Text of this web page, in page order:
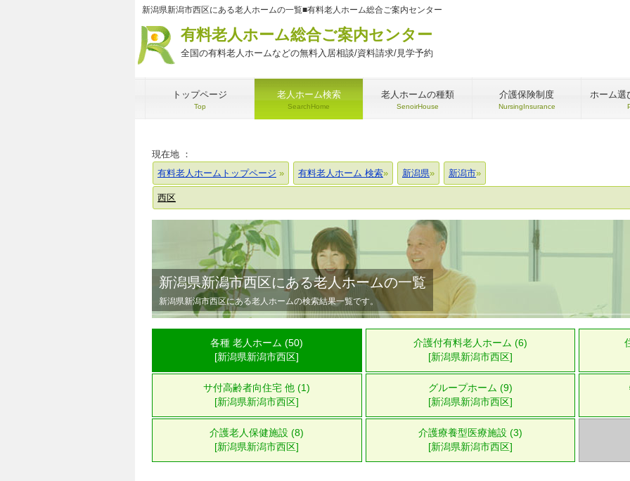
新潟県新潟市西区にある老人ホームの一覧■有料老人ホーム総合ご案内センター
有料老人ホーム総合ご案内センター
全国の有料老人ホームなどの無料入居相談/資料請求/見学予約
トップページ
Top
老人ホーム検索
SearchHome
老人ホームの種類
SenoirHouse
介護保険制度
NursingInsurance
ホーム選
現在地 ：
有料老人ホームトップページ
有料老人ホーム 検索 新潟県 新潟市
西区
新潟県新潟市西区にある老人ホームの一覧
新潟県新潟市西区にある老人ホームの検索結果一覧です。
各種 老人ホーム (50)
[新潟県新潟市西区]
介護付有料老人ホーム (6)
[新潟県新潟市西区]
サ付高齢者向住宅 他 (1)
[新潟県新潟市西区]
グループホーム (9)
[新潟県新潟市西区]
介護老人保健施設 (8)
[新潟県新潟市西区]
介護療養型医療施設 (3)
[新潟県新潟市西区]